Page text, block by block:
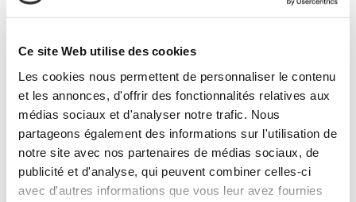
Ce site Web utilise des cookies
Les cookies nous permettent de personnaliser le contenu
et les annonces, d'offrir des fonctionnalités relatives aux
médias sociaux et d'analyser notre trafic. Nous
partageons également des informations sur l'utilisation de
notre site avec nos partenaires de médias sociaux, de
publicité et d'analyse, qui peuvent combiner celles-ci
avec d'autres informations que vous leur avez fournies
Gilles MOULET (CAPTONIC)
Votre interlocuteur :
Bernard BESSON — Synercom France Ile de
France
bbesson@synercom-france.fr